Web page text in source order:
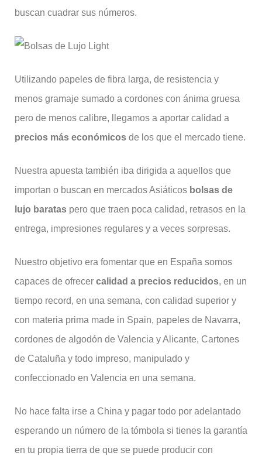
buscan cuadrar sus números.
Utilizando papeles de fibra larga, de resistencia y
menos gramaje sumado a cordones con ánima gruesa
pero de menos calibre, llegamos a aportar calidad a
precios más económicos de los que el mercado tiene.
Nuestra apuesta también iba dirigida a aquellos que
importan o buscan en mercados Asiáticos bolsas de
lujo baratas pero que traen poca calidad, retrasos en la
entrega, impresiones regulares y a veces sorpresas.
Nuestro objetivo era fomentar que en España somos
capaces de ofrecer calidad a precios reducidos, en un
tiempo record, en una semana, con calidad superior y
con materia prima made in Spain, papeles de Navarra,
cordones de algodón de Valencia y Alicante, Cartones
de Cataluña y todo impreso, manipulado y
confeccionado en Valencia en una semana.
No hace falta irse a China y pagar todo por adelantado
esperando un número de la tómbola si tienes la garantía
en tu propia tierra de que se puede producir con